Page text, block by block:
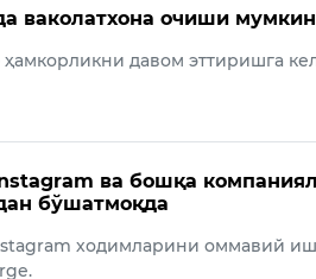
ваколатхона очиши мумкин
давом эттиришга
ва бошқа
бўшатмоқда
ходимларини оммавий